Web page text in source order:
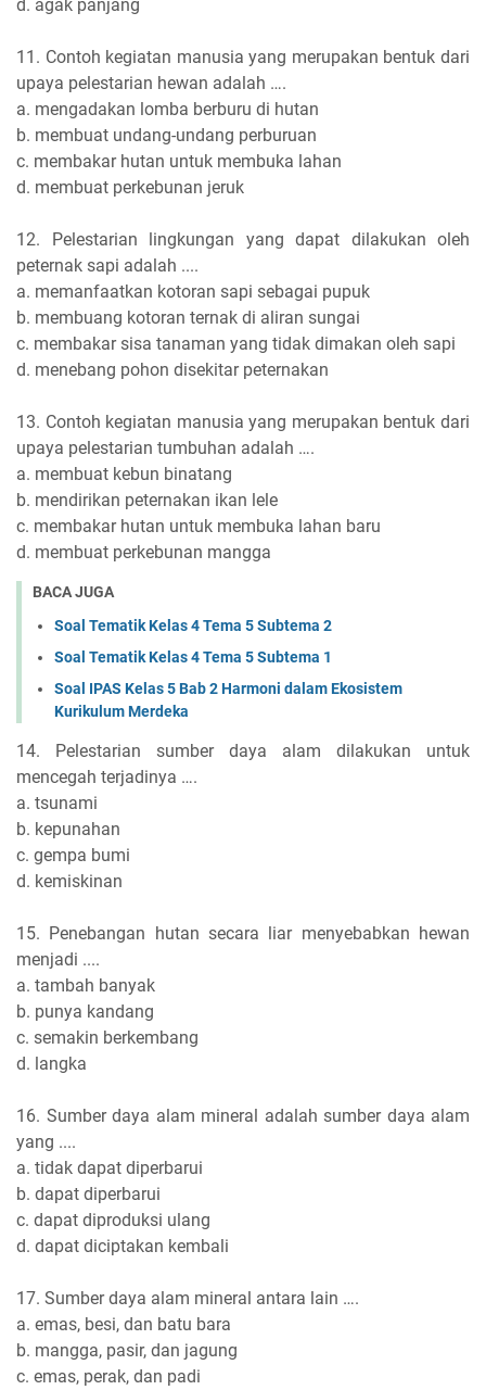
d. agak panjang
11. Contoh kegiatan manusia yang merupakan bentuk dari
upaya pelestarian hewan adalah ….
a. mengadakan lomba berburu di hutan
b. membuat undang-undang perburuan
c. membakar hutan untuk membuka lahan
d. membuat perkebunan jeruk
12. Pelestarian lingkungan yang dapat dilakukan oleh
peternak sapi adalah ....
a. memanfaatkan kotoran sapi sebagai pupuk
b. membuang kotoran ternak di aliran sungai
c. membakar sisa tanaman yang tidak dimakan oleh sapi
d. menebang pohon disekitar peternakan
13. Contoh kegiatan manusia yang merupakan bentuk dari
upaya pelestarian tumbuhan adalah ….
a. membuat kebun binatang
b. mendirikan peternakan ikan lele
c. membakar hutan untuk membuka lahan baru
d. membuat perkebunan mangga
BACA JUGA
Soal Tematik Kelas 4 Tema 5 Subtema 2
Soal Tematik Kelas 4 Tema 5 Subtema 1
Soal IPAS Kelas 5 Bab 2 Harmoni dalam Ekosistem
Kurikulum Merdeka
14. Pelestarian sumber daya alam dilakukan untuk
mencegah terjadinya ….
a. tsunami
b. kepunahan
c. gempa bumi
d. kemiskinan
15. Penebangan hutan secara liar menyebabkan hewan
menjadi ....
a. tambah banyak
b. punya kandang
c. semakin berkembang
d. langka
16. Sumber daya alam mineral adalah sumber daya alam
yang ....
a. tidak dapat diperbarui
b. dapat diperbarui
c. dapat diproduksi ulang
d. dapat diciptakan kembali
17. Sumber daya alam mineral antara lain ….
a. emas, besi, dan batu bara
b. mangga, pasir, dan jagung
c. emas, perak, dan padi